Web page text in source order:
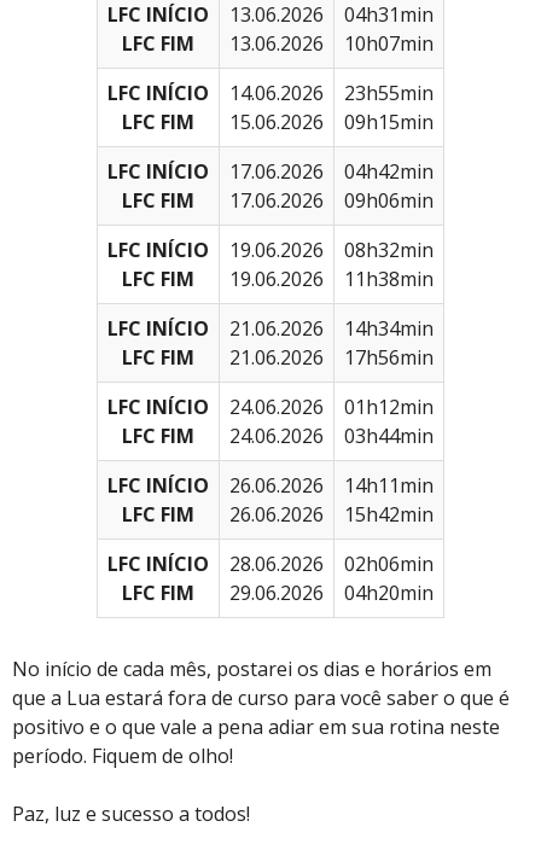
LFC INÍCIO
LFC FIM
13.06.2026
13.06.2026
04h31min
10h07min
LFC INÍCIO
LFC FIM
14.06.2026
15.06.2026
23h55min
09h15min
LFC INÍCIO
LFC FIM
17.06.2026
17.06.2026
04h42min
09h06min
LFC INÍCIO
LFC FIM
19.06.2026
19.06.2026
08h32min
11h38min
LFC INÍCIO
LFC FIM
21.06.2026
21.06.2026
14h34min
17h56min
LFC INÍCIO
LFC FIM
24.06.2026
24.06.2026
01h12min
03h44min
LFC INÍCIO
LFC FIM
26.06.2026
26.06.2026
14h11min
15h42min
LFC INÍCIO
LFC FIM
28.06.2026
29.06.2026
02h06min
04h20min
No início de cada mês, postarei os dias e horários em
que a Lua estará fora de curso para você saber o que é
positivo e o que vale a pena adiar em sua rotina neste
período. Fiquem de olho!
Paz, luz e sucesso a todos!